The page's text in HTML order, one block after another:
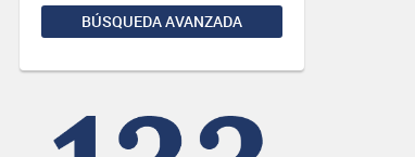
BÚSQUEDA AVANZADA